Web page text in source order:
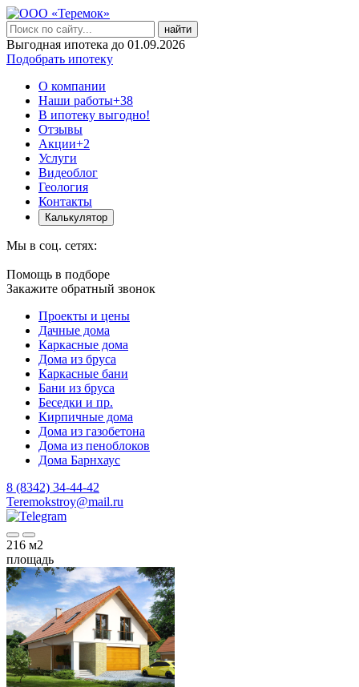
найти
Выгодная ипотека до 01.09.2026
Подобрать ипотеку
О компании
Наши работы+38
В ипотеку выгодно!
Отзывы
Акции+2
Услуги
Видеоблог
Геология
Контакты
Калькулятор
Мы в соц. сетях:
Помощь в подборе
Закажите обратный звонок
Проекты и цены
Дачные дома
Каркасные дома
Дома из бруса
Каркасные бани
Бани из бруса
Беседки и пр.
Кирпичные дома
Дома из газобетона
Дома из пеноблоков
Дома Барнхаус
8 (8342) 34-44-42
Teremokstroy@mail.ru
216 м2
площадь